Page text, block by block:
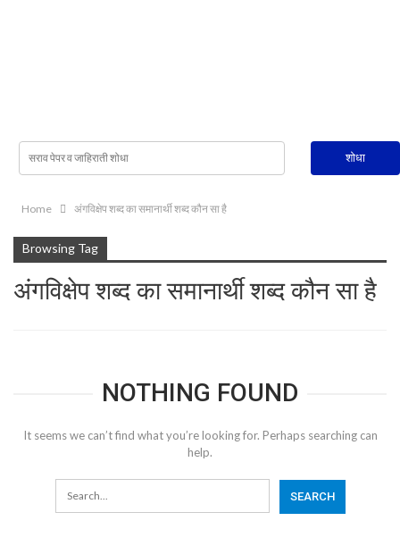
Home अंगविक्षेप शब्द का समानार्थी शब्द कौन सा है
Browsing Tag
अंगविक्षेप शब्द का समानार्थी शब्द कौन सा है
NOTHING FOUND
It seems we can’t find what you’re looking for. Perhaps searching can
help.